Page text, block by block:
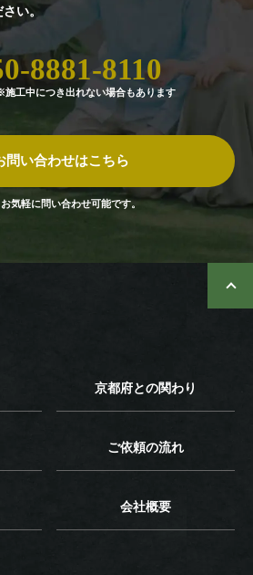
い。
8881-8110
工中につき出れない場合もあります
問い合わせはこちら
気軽に問い合わせ可能です。
京都府との関わり
ご依頼の流れ
会社概要